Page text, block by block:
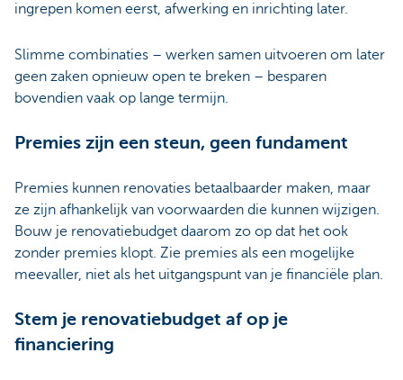
ingrepen komen eerst, afwerking en inrichting later.
Slimme combinaties – werken samen uitvoeren om later
geen zaken opnieuw open te breken – besparen
bovendien vaak op lange termijn.
Premies zijn een steun, geen fundament
Premies kunnen renovaties betaalbaarder maken, maar
ze zijn afhankelijk van voorwaarden die kunnen wijzigen.
Bouw je renovatiebudget daarom zo op dat het ook
zonder premies klopt. Zie premies als een mogelijke
meevaller, niet als het uitgangspunt van je financiële plan.
Stem je renovatiebudget af op je
financiering